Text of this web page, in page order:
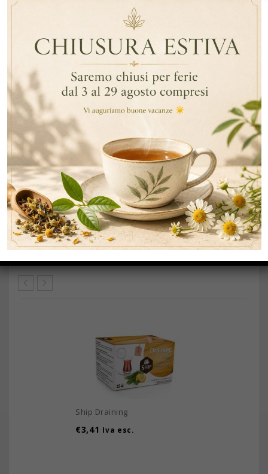
DESCRIZIONE
INFORMAZIONI AGGIUNTIVE
DESCRIZIONE
CAMOMILLA con erbe aromatiche Darmar, scatole da 25
filtri in bustine ermetiche in carta.
L’aggiunta di erbe aromatiche le dona più corpo ed un
sapore più intenso.
Ingredienti: camomilla, anice, menta
PRODOTTI CORRELATI
Ship Draining
€3,41 Iva esc.